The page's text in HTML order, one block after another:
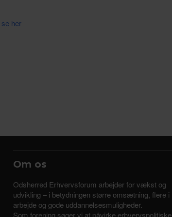
se her
Om os
Odsherred Erhvervsforum arbejder for vækst og
udvikling – i betydningen større omsætning, flere i
arbejde og gode uddannelsesmuligheder.
Som forening søger vi at påvirke erhvervspolitiske